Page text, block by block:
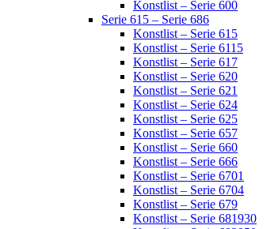
Konstlist – Serie 600
Serie 615 – Serie 686
Konstlist – Serie 615
Konstlist – Serie 6115
Konstlist – Serie 617
Konstlist – Serie 620
Konstlist – Serie 621
Konstlist – Serie 624
Konstlist – Serie 625
Konstlist – Serie 657
Konstlist – Serie 660
Konstlist – Serie 666
Konstlist – Serie 6701
Konstlist – Serie 6704
Konstlist – Serie 679
Konstlist – Serie 681930